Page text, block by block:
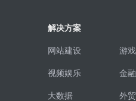
解决方案
网站建设 游
视频娱乐 金
大数据 外